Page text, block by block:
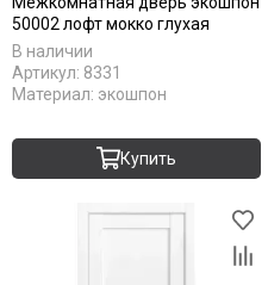
АСД
Дворецкий
ЗАО ПО Одинцово
Оникс
Пожметком
Текона
50002 лофт мокко глухая
В наличии
Артикул: 8331
Материал: экошпон
Купить